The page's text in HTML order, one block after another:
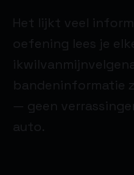
Het lijkt veel
oefening lees je
bandeninformatie
— geen
auto.